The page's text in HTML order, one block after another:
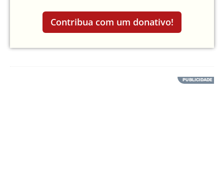
Contribua com um donativo!